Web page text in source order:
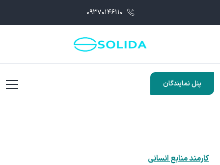
پنل نمایندگان
کارمند منابع انسانی